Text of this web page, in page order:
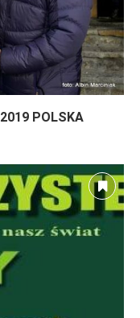
POLSKA